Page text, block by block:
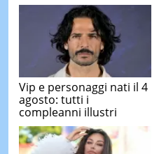
Vip e personaggi nati il 4
agosto: tutti i
compleanni illustri